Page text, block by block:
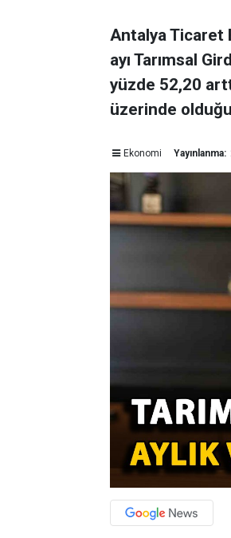
Antalya Ticaret
ayı Tarımsal
yüzde 52,20
üzerinde
Ekonomi Yayınlanma: